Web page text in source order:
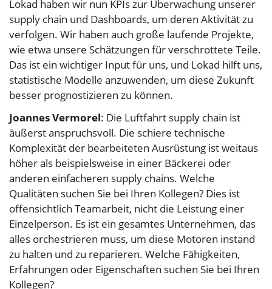
Lokad haben wir nun KPIs zur Überwachung unserer
supply chain und Dashboards, um deren Aktivität zu
verfolgen. Wir haben auch große laufende Projekte,
wie etwa unsere Schätzungen für verschrottete Teile.
Das ist ein wichtiger Input für uns, und Lokad hilft uns,
statistische Modelle anzuwenden, um diese Zukunft
besser prognostizieren zu können.
Joannes Vermorel: Die Luftfahrt supply chain ist
äußerst anspruchsvoll. Die schiere technische
Komplexität der bearbeiteten Ausrüstung ist weitaus
höher als beispielsweise in einer Bäckerei oder
anderen einfacheren supply chains. Welche
Qualitäten suchen Sie bei Ihren Kollegen? Dies ist
offensichtlich Teamarbeit, nicht die Leistung einer
Einzelperson. Es ist ein gesamtes Unternehmen, das
alles orchestrieren muss, um diese Motoren instand
zu halten und zu reparieren. Welche Fähigkeiten,
Erfahrungen oder Eigenschaften suchen Sie bei Ihren
Kollegen?